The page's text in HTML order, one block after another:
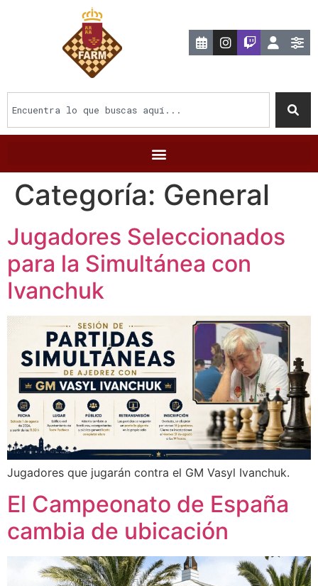
Categoría: General
Jugadores Seleccionados
para la Simultánea con
Ivanchuk
Jugadores que jugarán contra el GM Vasyl Ivanchuk.
El Campeonato de España
cambia de ubicación